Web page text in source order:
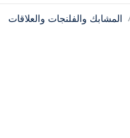
المشابك والفلنجات والعلاقات